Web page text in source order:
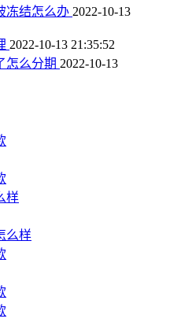
冻结怎么办 2022-10-13
2022-10-13 21:35:52
怎么分期 2022-10-13
样
么样